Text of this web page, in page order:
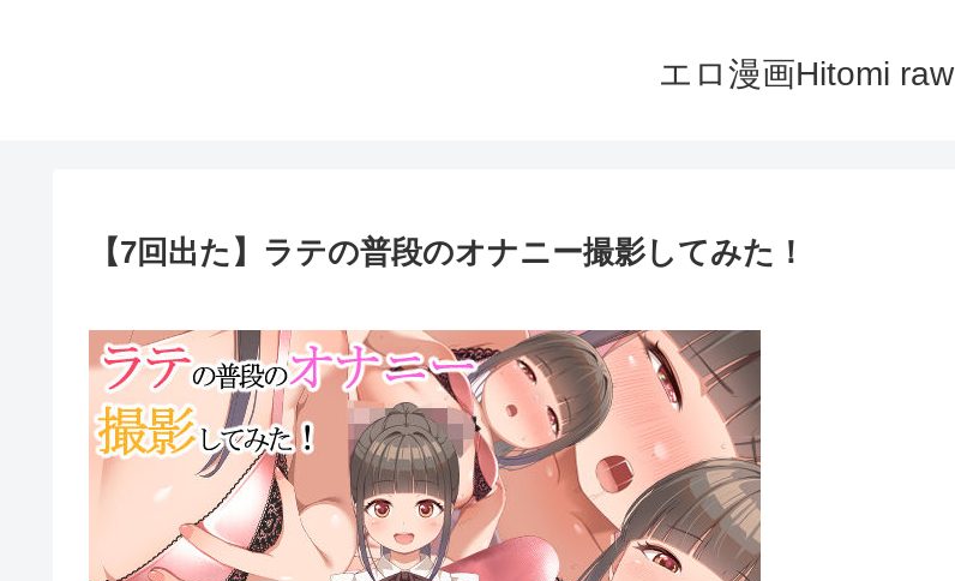
エロ漫画Hitomi raw
【7回出た】ラテの普段のオナニー撮影してみた！